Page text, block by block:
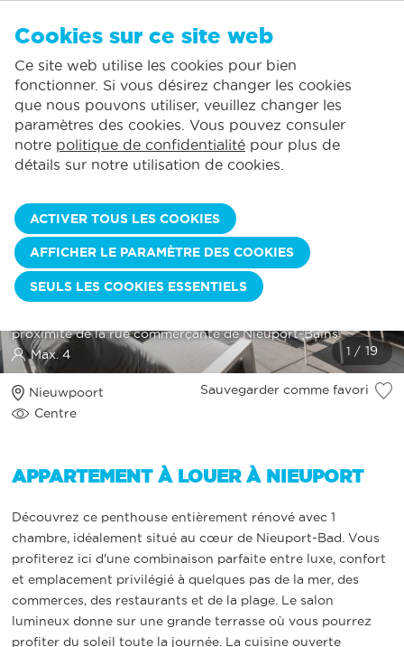
Comprend la consommation normale*
La plus grande offre de location de vacances
Des jours d'arrivée flexibles
Vous pouvez ajouter des hébergements à vos favoris en cliquant sur le
klikken.
St.-Idesbald:
Koksijde:
Oostduinkerke:
Wenduine:
Blankenberge:
THALASSA 0501
proximité de la rue commerçante de Nieuport-Bains
Max. 4
Nieuwpoort
Centre
Sauvegarder comme favori
APPARTEMENT À LOUER À NIEUPORT
Découvrez ce penthouse entièrement rénové avec 1
chambre, idéalement situé au cœur de Nieuport-Bad. Vous
profiterez ici d'une combinaison parfaite entre luxe, confort
et emplacement privilégié à quelques pas de la mer, des
commerces, des restaurants et de la plage. Le salon
lumineux donne sur une grande terrasse où vous pourrez
profiter du soleil toute la journée. La cuisine ouverte
Cookies sur ce site web
Ce site web utilise les cookies pour bien
fonctionner. Si vous désirez changer les cookies
que nous pouvons utiliser, veuillez changer les
paramètres des cookies. Vous pouvez consuler
notre politique de confidentialité pour plus de
détails sur notre utilisation de cookies.
ACTIVER TOUS LES COOKIES
AFFICHER LE PARAMÈTRE DES COOKIES
SEULS LES COOKIES ESSENTIELS